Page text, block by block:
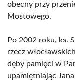
obecny przy
Mostowego.
Po 2002 roku, ks.
rzecz
dęby pamięci w
upamiętniając